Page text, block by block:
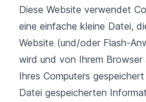
Diese Website verwendet
eine einfache kleine Datei,
Website (und/oder Flash-
wird und von Ihrem
Ihres Computers
Datei gespeicherten